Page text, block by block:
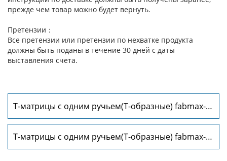
прежде чем товар можно будет вернуть.
Претензии：
Все претензии или претензии по нехватке продукта
должны быть поданы в течение 30 дней с даты
выставления счета.
Т-матрицы с одним ручьем(Т-образные) fabmax-
TD1030
Т-матрицы с одним ручьем(Т-образные) fabmax-
TD1032